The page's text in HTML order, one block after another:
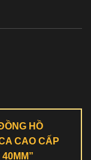
HỒ
CAO CẤP